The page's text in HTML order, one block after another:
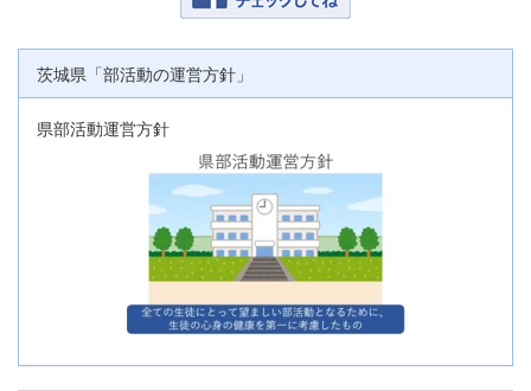
茨城県「部活動の運営方針」
県部活動運営方針